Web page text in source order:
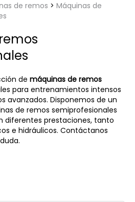
de remos
Máquinas de
de máquinas de remos
para entrenamientos intensos
avanzados. Disponemos de un
de remos semiprofesionales
diferentes prestaciones, tanto
e hidráulicos. Contáctanos